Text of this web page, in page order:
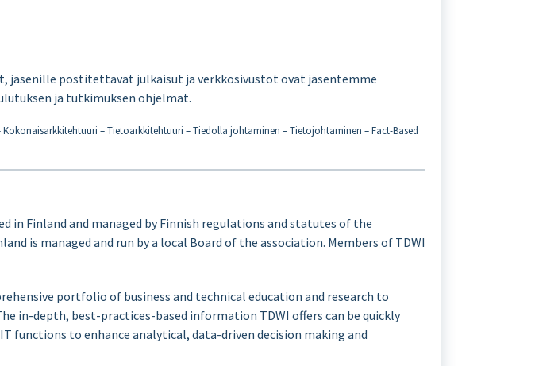
jäsenille postitettavat julkaisut ja verkkosivustot ovat jäsentemme
ja tutkimuksen ohjelmat.
Kokonaisarkkitehtuuri – Tietoarkkitehtuuri – Tiedolla johtaminen – Tietojohtaminen – Fact-Based
in Finland and managed by Finnish regulations and statutes of the
is managed and run by a local Board of the association. Members of TDWI
portfolio of business and technical education and research to
in-depth, best-practices-based information TDWI offers can be quickly
functions to enhance analytical, data-driven decision making and